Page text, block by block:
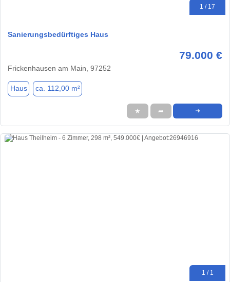
1 / 17
Sanierungsbedürftiges Haus
79.000 €
Frickenhausen am Main, 97252
Haus ca. 112,00 m²
★ ➦ ➜
1 / 1